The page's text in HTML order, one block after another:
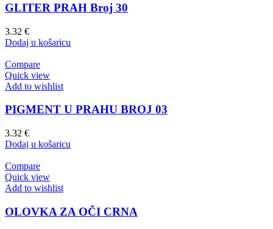
GLITER PRAH Broj 30
3.32 €
Dodaj u košaricu
Compare
Quick view
Add to wishlist
PIGMENT U PRAHU BROJ 03
3.32 €
Dodaj u košaricu
Compare
Quick view
Add to wishlist
OLOVKA ZA OČI CRNA